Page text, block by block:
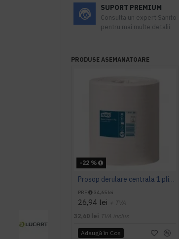
SUPORT PREMIUM
Consulta un expert Sanito
pentru mai multe detalii
PRODUSE ASEMANATOARE
-22 %
Prosop derulare centrala 1 pliu, 300 m Tork
PRP 34,65 lei
26,94 lei + TVA
32,60 lei TVA inclus
Adaugă în Coş